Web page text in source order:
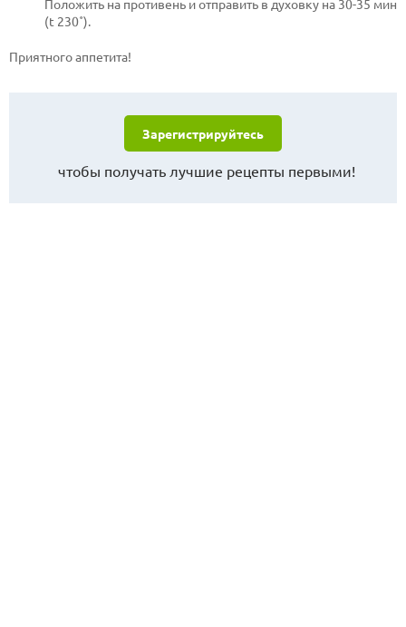
Положить на противень и отправить в духовку на 30-35 мин
(t 230˚).
Приятного аппетита!
Зарегистрируйтесь
чтобы получать лучшие рецепты первыми!